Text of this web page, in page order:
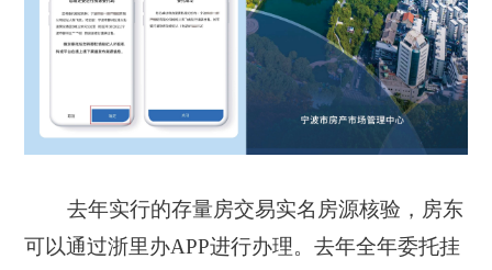
去年实行的存量房交易实名房源核验，房东
可以通过浙里办APP进行办理。去年全年委托挂